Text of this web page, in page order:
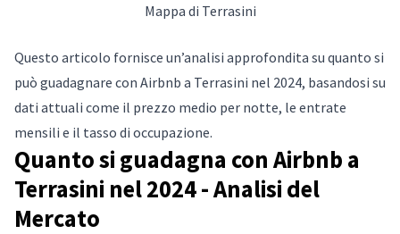
Mappa di Terrasini
Questo articolo fornisce un’analisi approfondita su quanto si
può guadagnare con Airbnb a Terrasini nel 2024, basandosi su
dati attuali come il prezzo medio per notte, le entrate
mensili e il tasso di occupazione.
Quanto si guadagna con Airbnb a
Terrasini nel 2024 - Analisi del
Mercato